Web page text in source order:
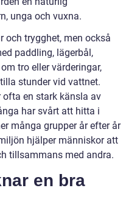
unga och vuxna.
och trygghet, men också
paddling, lägerbål,
tro eller värderingar,
stunder vid vattnet.
ofta en stark känsla av
har svårt att hitta i
många grupper år efter år
hjälper människor att
tillsammans med andra.
en bra